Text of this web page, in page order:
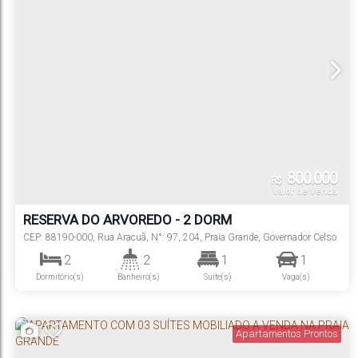
R$ 800.000
Valor de Venda
RESERVA DO ARVOREDO - 2 DORM
CEP: 88190-000, Rua Aracuã, N°: 97, 204, Praia Grande, Governador Celso
Brasil
2
Dormitório(s)
2
Banheiro(s)
1
Suíte(s)
1
Vaga(s)
Apartamentos Prontos